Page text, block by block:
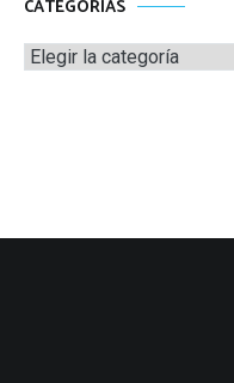
CATEGORÍAS
Categorías